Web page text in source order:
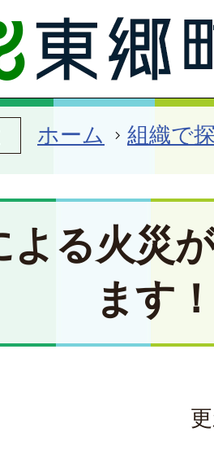
ホーム 組織で
よる火災
ます